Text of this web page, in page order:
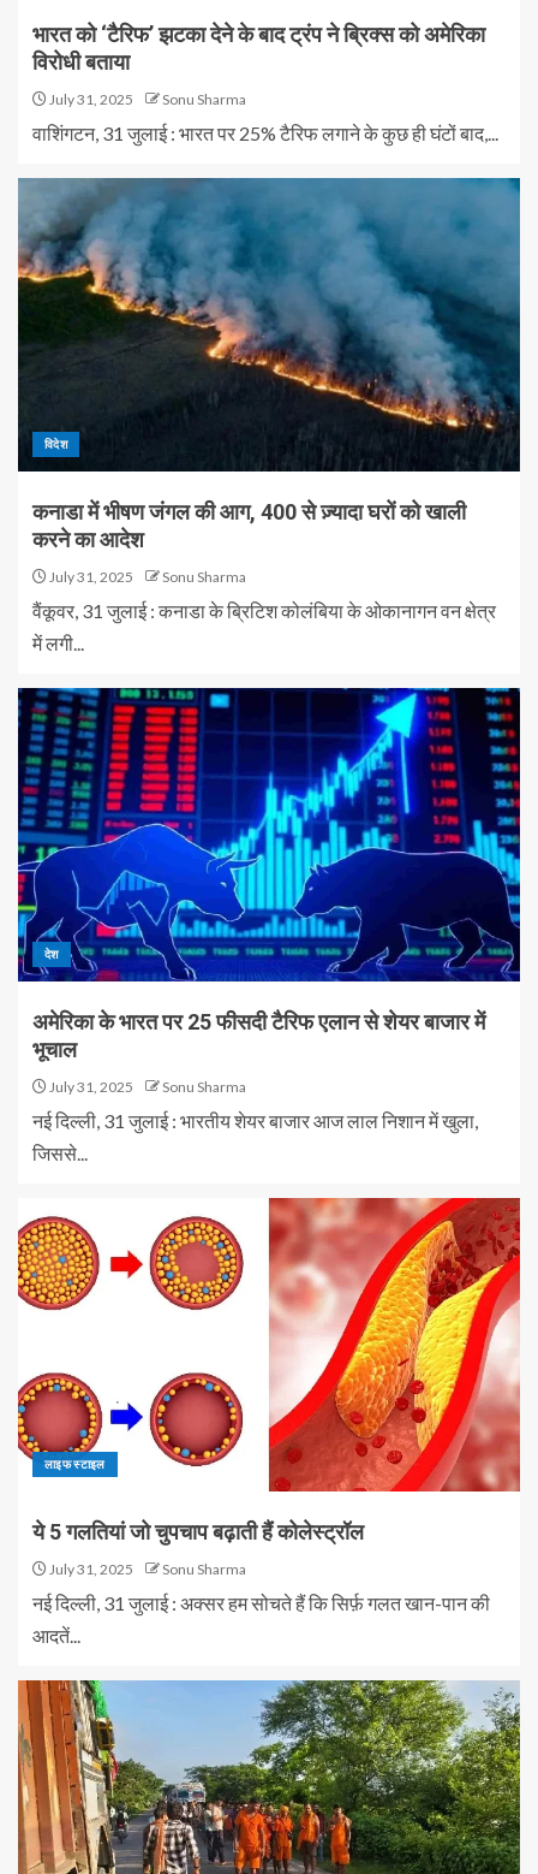
भारत को ‘टैरिफ’ झटका देने के बाद ट्रंप ने ब्रिक्स को अमेरिका
विरोधी बताया
July 31, 2025 Sonu Sharma
वाशिंगटन, 31 जुलाई : भारत पर 25% टैरिफ लगाने के कुछ ही घंटों बाद,...
विदेश
कनाडा में भीषण जंगल की आग, 400 से ज़्यादा घरों को खाली
करने का आदेश
July 31, 2025 Sonu Sharma
वैंकूवर, 31 जुलाई : कनाडा के ब्रिटिश कोलंबिया के ओकानागन वन क्षेत्र
में लगी...
देश
अमेरिका के भारत पर 25 फीसदी टैरिफ एलान से शेयर बाजार में
भूचाल
July 31, 2025 Sonu Sharma
नई दिल्ली, 31 जुलाई : भारतीय शेयर बाजार आज लाल निशान में खुला,
जिससे...
लाइफ स्टाइल
ये 5 गलतियां जो चुपचाप बढ़ाती हैं कोलेस्ट्रॉल
July 31, 2025 Sonu Sharma
नई दिल्ली, 31 जुलाई : अक्सर हम सोचते हैं कि सिर्फ़ गलत खान-पान की
आदतें...